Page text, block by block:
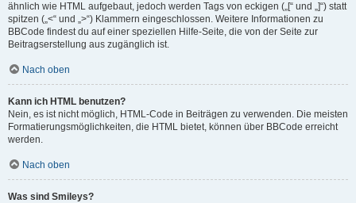
ähnlich wie HTML aufgebaut, jedoch werden Tags von eckigen („[“ und „]“) statt
spitzen („<“ und „>“) Klammern eingeschlossen. Weitere Informationen zu
BBCode findest du auf einer speziellen Hilfe-Seite, die von der Seite zur
Beitragserstellung aus zugänglich ist.
Nach oben
Kann ich HTML benutzen?
Nein, es ist nicht möglich, HTML-Code in Beiträgen zu verwenden. Die meisten
Formatierungsmöglichkeiten, die HTML bietet, können über BBCode erreicht
werden.
Nach oben
Was sind Smileys?